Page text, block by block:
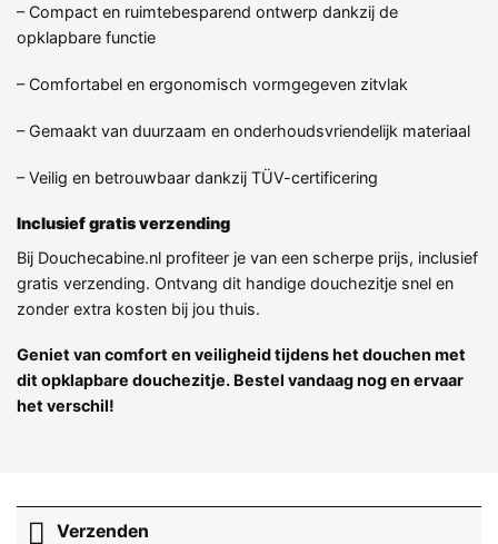
– Compact en ruimtebesparend ontwerp dankzij de
opklapbare functie
– Comfortabel en ergonomisch vormgegeven zitvlak
– Gemaakt van duurzaam en onderhoudsvriendelijk materiaal
– Veilig en betrouwbaar dankzij TÜV-certificering
Inclusief gratis verzending
Bij Douchecabine.nl profiteer je van een scherpe prijs, inclusief
gratis verzending. Ontvang dit handige douchezitje snel en
zonder extra kosten bij jou thuis.
Geniet van comfort en veiligheid tijdens het douchen met
dit opklapbare douchezitje. Bestel vandaag nog en ervaar
het verschil!
Verzenden